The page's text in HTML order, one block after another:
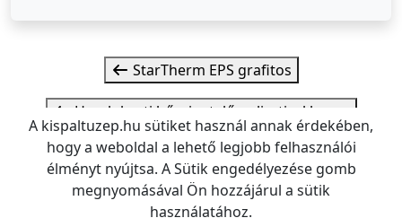
StarTherm EPS grafitos
Homlokzati hőszigetelő polisztirol lemez
Kispál Tüzép
Tüzelő és építőanyag Kereskedés
A kispaltuzep.hu sütiket használ annak érdekében,
hogy a weboldal a lehető legjobb felhasználói
élményt nyújtsa. A Sütik engedélyezése gomb
megnyomásával Ön hozzájárul a sütik
használatához.